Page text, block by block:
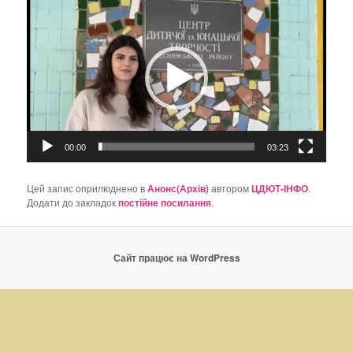
о
з
а
п
и
с
а
х
00:00 03:23
Цей запис оприлюднено вАнонс(Архів)авторомЦДЮТ-ІНФО.
Додати до закладокпостійне посилання.
Сайт працює на WordPress